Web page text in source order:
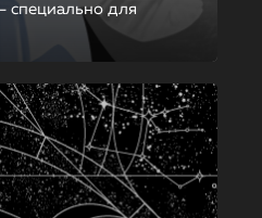
специально для